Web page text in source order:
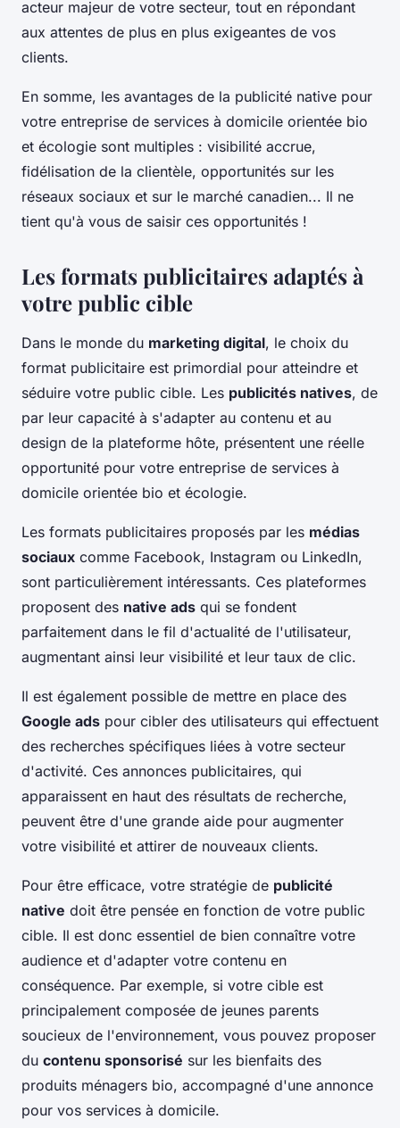
acteur majeur de votre secteur, tout en répondant
aux attentes de plus en plus exigeantes de vos
clients.
En somme, les avantages de la publicité native pour
votre entreprise de services à domicile orientée bio
et écologie sont multiples : visibilité accrue,
fidélisation de la clientèle, opportunités sur les
réseaux sociaux et sur le marché canadien... Il ne
tient qu'à vous de saisir ces opportunités !
Les formats publicitaires adaptés à
votre public cible
Dans le monde du marketing digital, le choix du
format publicitaire est primordial pour atteindre et
séduire votre public cible. Les publicités natives, de
par leur capacité à s'adapter au contenu et au
design de la plateforme hôte, présentent une réelle
opportunité pour votre entreprise de services à
domicile orientée bio et écologie.
Les formats publicitaires proposés par les médias
sociaux comme Facebook, Instagram ou LinkedIn,
sont particulièrement intéressants. Ces plateformes
proposent des native ads qui se fondent
parfaitement dans le fil d'actualité de l'utilisateur,
augmentant ainsi leur visibilité et leur taux de clic.
Il est également possible de mettre en place des
Google ads pour cibler des utilisateurs qui effectuent
des recherches spécifiques liées à votre secteur
d'activité. Ces annonces publicitaires, qui
apparaissent en haut des résultats de recherche,
peuvent être d'une grande aide pour augmenter
votre visibilité et attirer de nouveaux clients.
Pour être efficace, votre stratégie de publicité
native doit être pensée en fonction de votre public
cible. Il est donc essentiel de bien connaître votre
audience et d'adapter votre contenu en
conséquence. Par exemple, si votre cible est
principalement composée de jeunes parents
soucieux de l'environnement, vous pouvez proposer
du contenu sponsorisé sur les bienfaits des
produits ménagers bio, accompagné d'une annonce
pour vos services à domicile.